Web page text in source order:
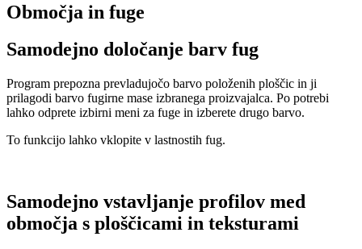
Območja in fuge
Samodejno določanje barv fug
Program prepozna prevladujočo barvo položenih ploščic in ji
prilagodi barvo fugirne mase izbranega proizvajalca. Po potrebi
lahko odprete izbirni meni za fuge in izberete drugo barvo.
To funkcijo lahko vklopite v lastnostih fug.
Samodejno vstavljanje profilov med
območja s ploščicami in teksturami